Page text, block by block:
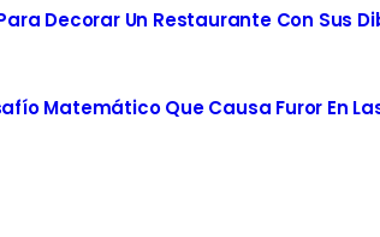
Decorar Un Restaurante Con Sus
Matemático Que Causa Furor En